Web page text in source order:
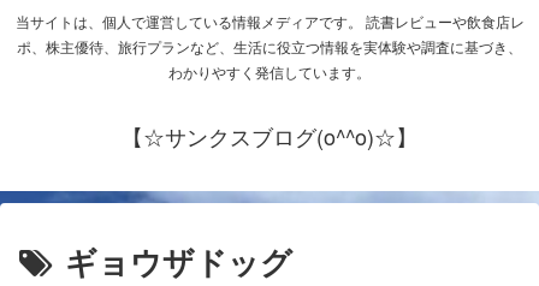
当サイトは、個人で運営している情報メディアです。 読書レビューや飲食店レ
ポ、株主優待、旅行プランなど、生活に役立つ情報を実体験や調査に基づき、
わかりやすく発信しています。
【☆サンクスブログ(o^^o)☆】
ギョウザドッグ